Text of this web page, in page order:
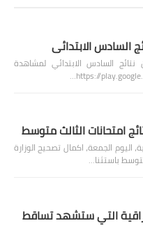
السادس الابتدائي
نتائج السادس الابتدائي لمشاهدة
امتحانات الثالث متوسط
الجمعة، اكمال تصحيح الوزارة
باستثنا…
التي ستشهد تساقط